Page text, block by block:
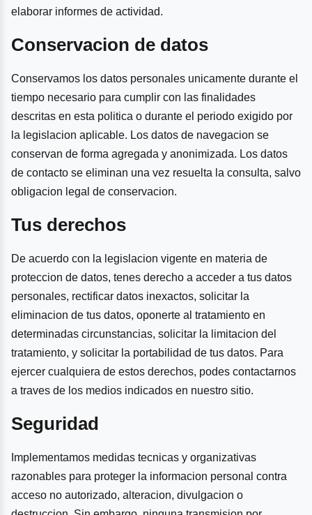
elaborar informes de actividad.
Conservacion de datos
Conservamos los datos personales unicamente durante el
tiempo necesario para cumplir con las finalidades
descritas en esta politica o durante el periodo exigido por
la legislacion aplicable. Los datos de navegacion se
conservan de forma agregada y anonimizada. Los datos
de contacto se eliminan una vez resuelta la consulta, salvo
obligacion legal de conservacion.
Tus derechos
De acuerdo con la legislacion vigente en materia de
proteccion de datos, tenes derecho a acceder a tus datos
personales, rectificar datos inexactos, solicitar la
eliminacion de tus datos, oponerte al tratamiento en
determinadas circunstancias, solicitar la limitacion del
tratamiento, y solicitar la portabilidad de tus datos. Para
ejercer cualquiera de estos derechos, podes contactarnos
a traves de los medios indicados en nuestro sitio.
Seguridad
Implementamos medidas tecnicas y organizativas
razonables para proteger la informacion personal contra
acceso no autorizado, alteracion, divulgacion o